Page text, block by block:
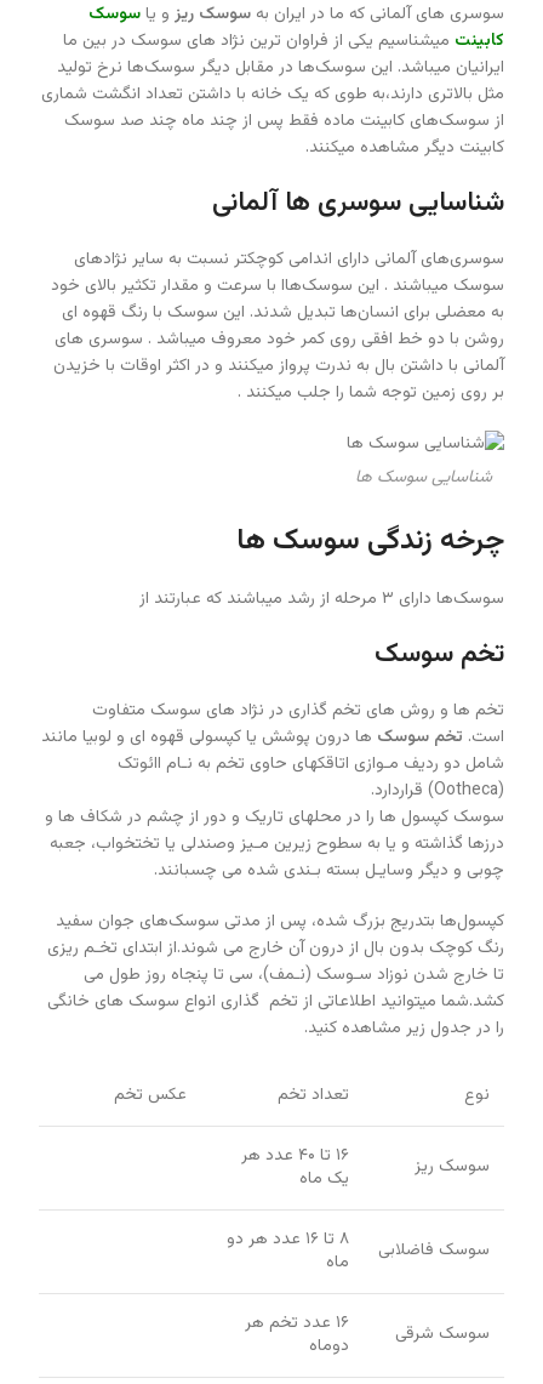
سوسری های آلمانی که ما در ایران به سوسک ریز و یا سوسک
کابینت میشناسیم یکی از فراوان ترین نژاد های سوسک در بین ما
ایرانیان میباشد. این سوسک‌ها در مقابل دیگر سوسک‌ها نرخ تولید
مثل بالاتری دارند،به طوی که یک خانه با داشتن تعداد انگشت شماری
از سوسک‌های کابینت ماده فقط پس از چند ماه چند صد سوسک
کابینت دیگر مشاهده میکنند.
شناسایی سوسری ها آلمانی
سوسری‌های آلمانی دارای اندامی کوچکتر نسبت به سایر نژاد‌های
سوسک میباشند . این سوسک‌هاا با سرعت و مقدار تکثیر بالای خود
به معضلی برای انسان‌ها تبدیل شدند. این سوسک با رنگ قهوه ای
روشن با دو خط افقی روی کمر خود معروف میباشد . سوسری های
آلمانی با داشتن بال به ندرت پرواز میکنند و در اکثر اوقات با خزیدن
بر روی زمین توجه شما را جلب میکنند .
شناسایی سوسک ها
چرخه زندگی سوسک ها
سوسک‌ها دارای ۳ مرحله از رشد میباشند که عبارتند از
تخم سوسک
تخم ها و روش های تخم گذاری در نژاد های سوسک متفاوت
است. تخم سوسک ها درون پوشش یا کپسولی قهوه ای و لوبیا مانند
شامل دو ردیف مـوازی اتاقکهای حاوی تخم به نـام اائوتک
(Ootheca) قراردارد.
سوسک کپسول ها را در محلهای تاریک و دور از چشم در شکاف ها و
درزها گذاشته و یا به سطوح زیرین مـیز وصندلی یا تختخواب، جعبه
چوبی و دیگر وسایـل بسته بـندی شده می چسبانند.
کپسول‌ها بتدریج بزرگ شده، پس از مدتی سوسک‌های جوان سفید
رنگ کوچک بدون بال از درون آن خارج می شوند.از ابتدای تخـم ریزی
تا خارج شدن نوزاد سـوسک (نـمف)، سی تا پنجاه روز طول می
کشد.شما میتوانید اطلاعاتی از تخم گذاری انواع سوسک های خانگی
را در جدول زیر مشاهده کنید.
نوع تعداد تخم عکس تخم
سوسک ریز
۱۶ تا ۴۰ عدد هر
یک ماه
سوسک فاضلابی
۸ تا ۱۶ عدد هر دو
ماه
سوسک شرقی
۱۶ عدد تخم هر
دوماه